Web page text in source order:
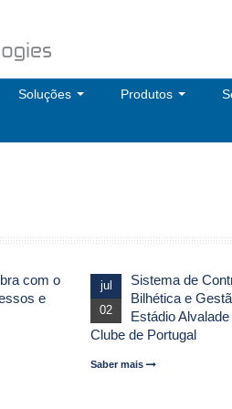
Soluções Produtos
com o
e
jul
02
Sistema de
Bilhética e
Estádio
Clube de Portugal
Saber mais